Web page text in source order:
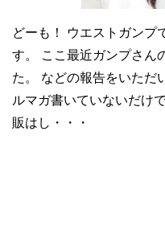
どーも！ ウエストガンプ
す。 ここ最近ガンプさん
た。 などの報告をいただ
ルマガ書いていないだけ
販はし・・・